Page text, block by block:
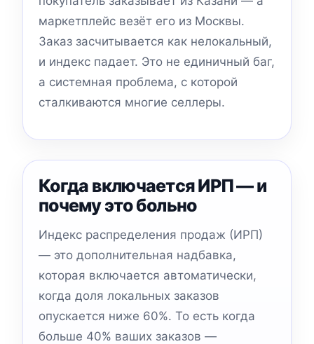
маркетплейс везёт его из Москвы.
Заказ засчитывается как нелокальный,
и индекс падает. Это не единичный баг,
а системная проблема, с которой
сталкиваются многие селлеры.
Когда включается ИРП — и
почему это больно
Индекс распределения продаж (ИРП)
— это дополнительная надбавка,
которая включается автоматически,
когда доля локальных заказов
опускается ниже 60%. То есть когда
больше 40% ваших заказов —